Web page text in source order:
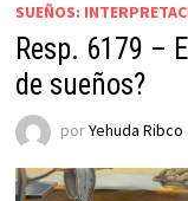
SUEÑOS:
Resp. 6179 –
de sueños?
porYehuda Ribco